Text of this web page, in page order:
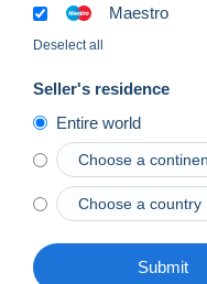
Maestro
Deselect all
Seller's residence
Entire world
Submit